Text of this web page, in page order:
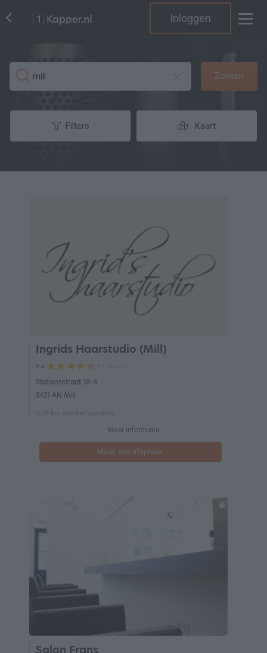
Inloggen
Zoeken
Filters Kaart
Ingrids Haarstudio (Mill)
9.4
Stationsstraat 18-A
5451 AN Mill
Meer informatie
Maak een afspraak
Salon Frans